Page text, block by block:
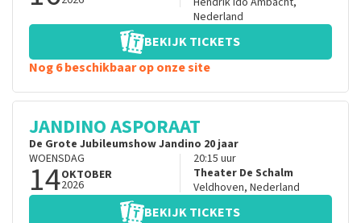
Nederland
BEKIJK TICKETS
Nog 6 beschikbaar op onze site
JANDINO ASPORAAT
De Grote Jubileumshow Jandino 20 jaar
WOENSDAG
14OKTOBER
2026
20:15 uur
Theater De Schalm
Veldhoven, Nederland
BEKIJK TICKETS